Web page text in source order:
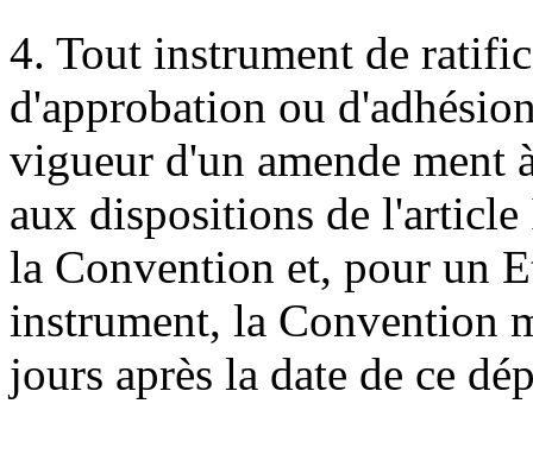
4. Tout instrument de
d'approbation ou
vigueur d'un amende ment
aux dispositions de
la Convention et, pour un
instrument, la Convention
jours après la date de ce